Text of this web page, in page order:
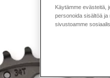
Käytämme evästeitä,
personoida sisältöä
sivustoamme